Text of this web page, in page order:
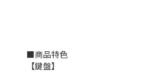
■商品特色
【鍵盤】